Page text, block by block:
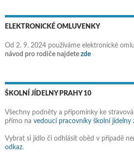
ELEKTRONICKÉ OMLUVENKY
Od 2. 9. 2024 používáme elektronické
návod pro rodiče najdete zde
ŠKOLNÍ JÍDELNY PRAHY 10
Všechny podněty a připomínky ke
přímo na vedoucí pracovníky školní jídelny
Vybrat si jídlo či odhlásit oběd v případě
odkaz.